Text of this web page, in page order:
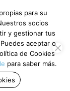
para su
socios
y gestionar tus
aceptar o
de Cookies
para saber más.